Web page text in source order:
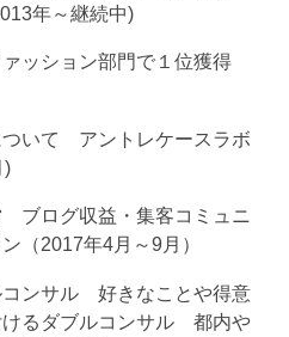
年～継続中)
ッション部門で１位獲得
いて アントレケースラボ
)
ブログ収益・集客コミュニ
（2017年4月～9月）
コンサル 好きなことや得意
けるダブルコンサル 都内や